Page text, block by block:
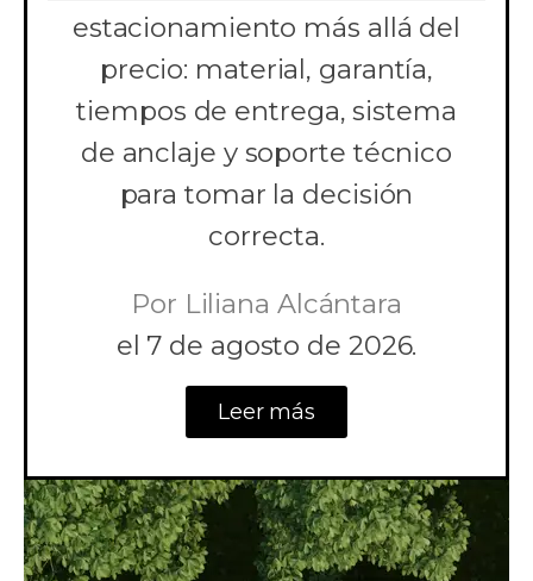
estacionamiento más allá del
precio: material, garantía,
tiempos de entrega, sistema
de anclaje y soporte técnico
para tomar la decisión
correcta.
Por Liliana Alcántara
el 7 de agosto de 2026.
Leer más